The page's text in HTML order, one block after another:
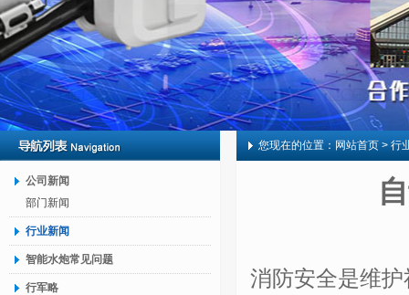
公司新闻
部门新闻
行业新闻
智能水炮常见问题
行军略
您现在的位置： 网站首页 > 行
消防安全是维